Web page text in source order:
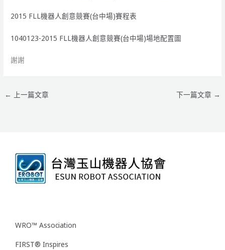
2015 FLL機器人創意競賽(台中場)賽程表
1040123-2015 FLL機器人創意競賽(台中場)場地配置圖
謝謝
← 上一篇文章 下一篇文章 →
WRO™ Association
FIRST® Inspires